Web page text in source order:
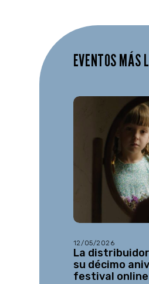
EVENTOS MÁS
12/05/2026
La
su décimo
festival online